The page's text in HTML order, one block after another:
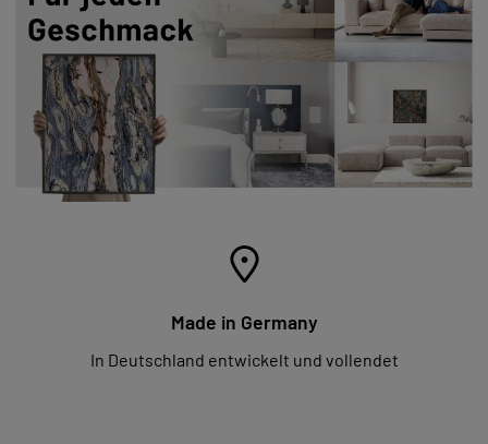
Made in Germany
In Deutschland entwickelt und vollendet